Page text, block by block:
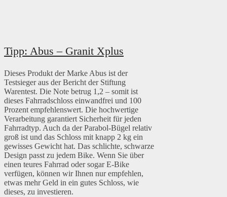
Tipp: Abus – Granit Xplus
Dieses Produkt der Marke Abus ist der
Testsieger aus der Bericht der Stiftung
Warentest. Die Note betrug 1,2 – somit ist
dieses Fahrradschloss einwandfrei und 100
Prozent empfehlenswert. Die hochwertige
Verarbeitung garantiert Sicherheit für jeden
Fahrradtyp. Auch da der Parabol-Bügel relativ
groß ist und das Schloss mit knapp 2 kg ein
gewisses Gewicht hat. Das schlichte, schwarze
Design passt zu jedem Bike. Wenn Sie über
einen teures Fahrrad oder sogar E-Bike
verfügen, können wir Ihnen nur empfehlen,
etwas mehr Geld in ein gutes Schloss, wie
dieses, zu investieren.